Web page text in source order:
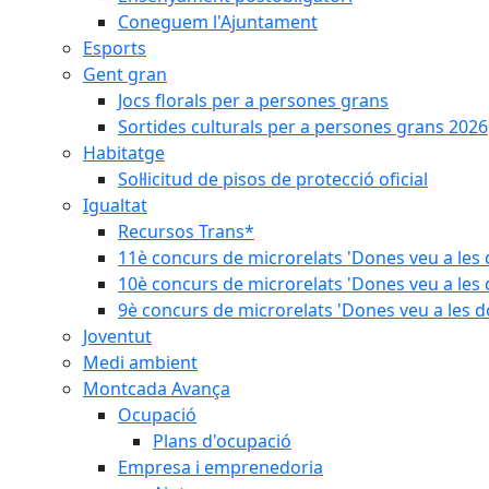
Coneguem l'Ajuntament
Esports
Gent gran
Jocs florals per a persones grans
Sortides culturals per a persones grans 2026
Habitatge
Sol·licitud de pisos de protecció oficial
Igualtat
Recursos Trans*
11è concurs de microrelats 'Dones veu a les
10è concurs de microrelats 'Dones veu a les
9è concurs de microrelats 'Dones veu a les
Joventut
Medi ambient
Montcada Avança
Ocupació
Plans d'ocupació
Empresa i emprenedoria